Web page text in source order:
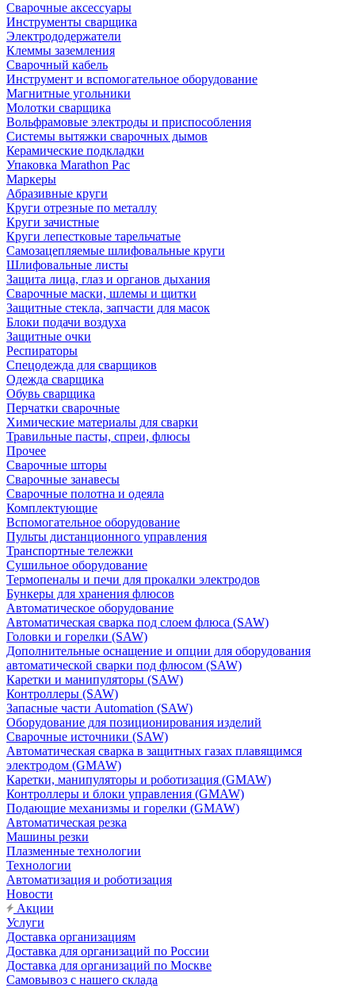
Сварочные аксессуары
Инструменты сварщика
Электрододержатели
Клеммы заземления
Сварочный кабель
Инструмент и вспомогательное оборудование
Магнитные угольники
Молотки сварщика
Вольфрамовые электроды и приспособления
Системы вытяжки сварочных дымов
Керамические подкладки
Упаковка Marathon Pac
Маркеры
Абразивные круги
Круги отрезные по металлу
Круги зачистные
Круги лепестковые тарельчатые
Самозацепляемые шлифовальные круги
Шлифовальные листы
Защита лица, глаз и органов дыхания
Сварочные маски, шлемы и щитки
Защитные стекла, запчасти для масок
Блоки подачи воздуха
Защитные очки
Респираторы
Спецодежда для сварщиков
Одежда сварщика
Обувь сварщика
Перчатки сварочные
Химические материалы для сварки
Травильные пасты, спреи, флюсы
Прочее
Сварочные шторы
Сварочные занавесы
Сварочные полотна и одеяла
Комплектующие
Вспомогательное оборудование
Пульты дистанционного управления
Транспортные тележки
Сушильное оборудование
Термопеналы и печи для прокалки электродов
Бункеры для хранения флюсов
Автоматическое оборудование
Автоматическая сварка под слоем флюса (SAW)
Головки и горелки (SAW)
Дополнительные оснащение и опции для оборудования
автоматической сварки под флюсом (SAW)
Каретки и манипуляторы (SAW)
Контроллеры (SAW)
Запасные части Automation (SAW)
Оборудование для позиционирования изделий
Сварочные источники (SAW)
Автоматическая сварка в защитных газах плавящимся
электродом (GMAW)
Каретки, манипуляторы и роботизация (GMAW)
Контроллеры и блоки управления (GMAW)
Подающие механизмы и горелки (GMAW)
Автоматическая резка
Машины резки
Плазменные технологии
Технологии
Автоматизация и роботизация
Новости
Акции
Услуги
Доставка организациям
Доставка для организаций по России
Доставка для организаций по Москве
Самовывоз с нашего склада